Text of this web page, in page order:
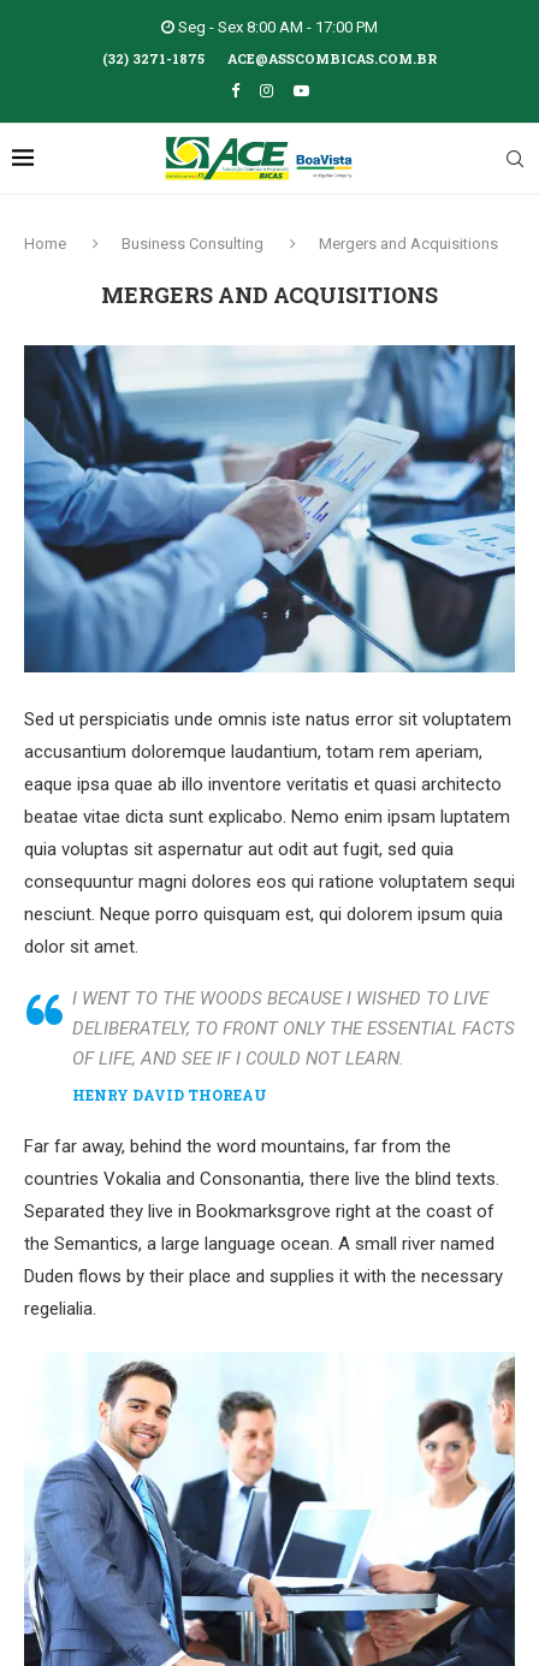
Seg - Sex 8:00 AM - 17:00 PM
(32) 3271-1875
ACE@ASSCOMBICAS.COM.BR
Home Business Consulting Mergers and Acquisitions
MERGERS AND ACQUISITIONS
Sed ut perspiciatis unde omnis iste natus error sit voluptatem
accusantium doloremque laudantium, totam rem aperiam,
eaque ipsa quae ab illo inventore veritatis et quasi architecto
beatae vitae dicta sunt explicabo. Nemo enim ipsam luptatem
quia voluptas sit aspernatur aut odit aut fugit, sed quia
consequuntur magni dolores eos qui ratione voluptatem sequi
nesciunt. Neque porro quisquam est, qui dolorem ipsum quia
dolor sit amet.
I WENT TO THE WOODS BECAUSE I WISHED TO LIVE
DELIBERATELY, TO FRONT ONLY THE ESSENTIAL FACTS
OF LIFE, AND SEE IF I COULD NOT LEARN.
HENRY DAVID THOREAU
Far far away, behind the word mountains, far from the
countries Vokalia and Consonantia, there live the blind texts.
Separated they live in Bookmarksgrove right at the coast of
the Semantics, a large language ocean. A small river named
Duden flows by their place and supplies it with the necessary
regelialia.